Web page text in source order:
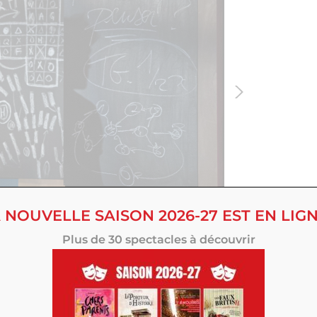
NOUVELLE SAISON 2026-27 EST EN
Plus de 30 spectacles à découvrir